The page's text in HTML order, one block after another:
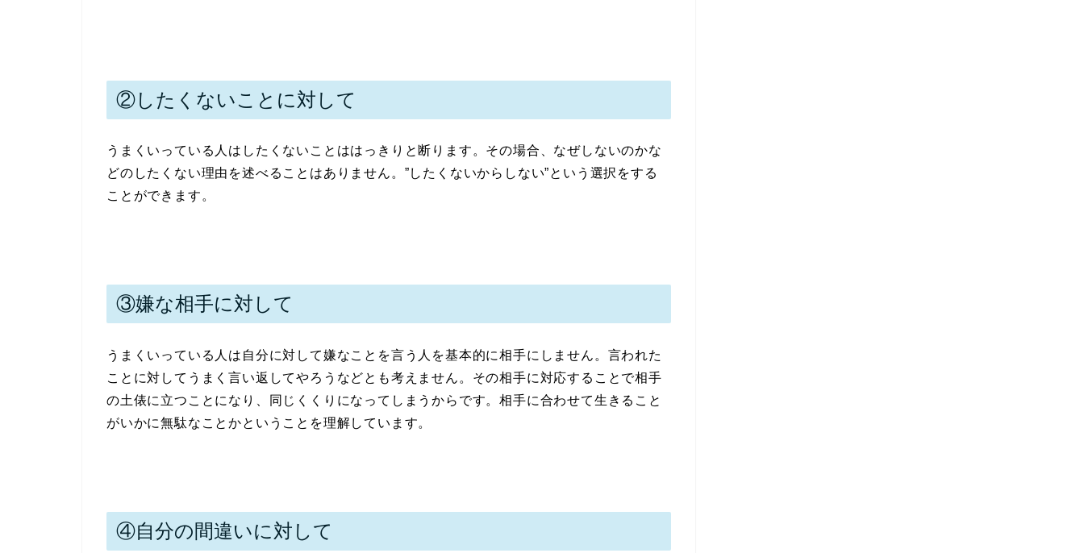
②したくないことに対して
うまくいっている人はしたくないことははっきりと断ります。その場合、なぜしないのかな
どのしたくない理由を述べることはありません。”したくないからしない”という選択をする
ことができます。
③嫌な相手に対して
うまくいっている人は自分に対して嫌なことを言う人を基本的に相手にしません。言われた
ことに対してうまく言い返してやろうなどとも考えません。その相手に対応することで相手
の土俵に立つことになり、同じくくりになってしまうからです。相手に合わせて生きること
がいかに無駄なことかということを理解しています。
④自分の間違いに対して